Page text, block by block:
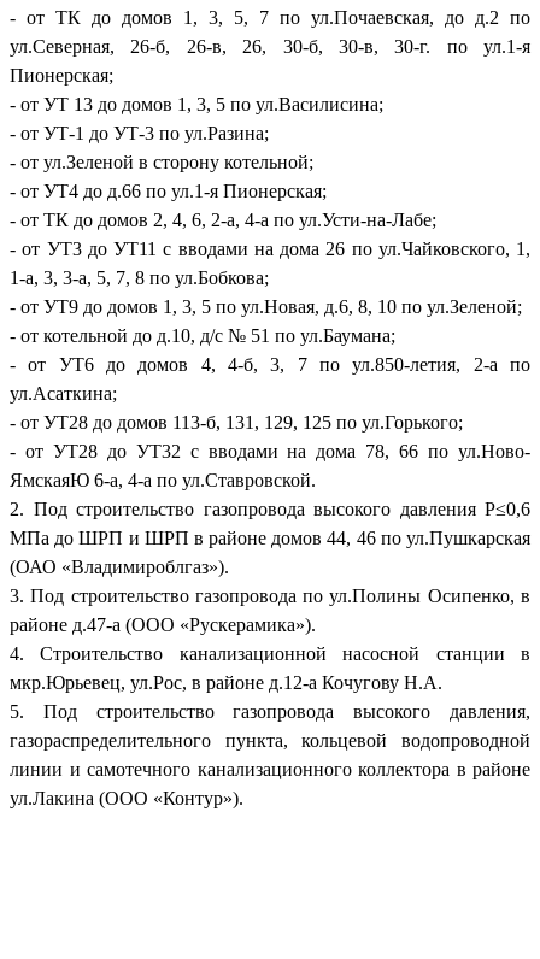
- от ТК до домов 1, 3, 5, 7 по ул.Почаевская, до д.2 по
ул.Северная, 26-б, 26-в, 26, 30-б, 30-в, 30-г. по ул.1-я
Пионерская;
- от УТ 13 до домов 1, 3, 5 по ул.Василисина;
- от УТ-1 до УТ-3 по ул.Разина;
- от ул.Зеленой в сторону котельной;
- от УТ4 до д.66 по ул.1-я Пионерская;
- от ТК до домов 2, 4, 6, 2-а, 4-а по ул.Усти-на-Лабе;
- от УТ3 до УТ11 с вводами на дома 26 по ул.Чайковского, 1,
1-а, 3, 3-а, 5, 7, 8 по ул.Бобкова;
- от УТ9 до домов 1, 3, 5 по ул.Новая, д.6, 8, 10 по ул.Зеленой;
- от котельной до д.10, д/с № 51 по ул.Баумана;
- от УТ6 до домов 4, 4-б, 3, 7 по ул.850-летия, 2-а по
ул.Асаткина;
- от УТ28 до домов 113-б, 131, 129, 125 по ул.Горького;
- от УТ28 до УТ32 с вводами на дома 78, 66 по ул.Ново-
ЯмскаяЮ 6-а, 4-а по ул.Ставровской.
2. Под строительство газопровода высокого давления Р≤0,6
МПа до ШРП и ШРП в районе домов 44, 46 по ул.Пушкарская
(ОАО «Владимироблгаз»).
3. Под строительство газопровода по ул.Полины Осипенко, в
районе д.47-а (ООО «Рускерамика»).
4. Строительство канализационной насосной станции в
мкр.Юрьевец, ул.Рос, в районе д.12-а Кочугову Н.А.
5. Под строительство газопровода высокого давления,
газораспределительного пункта, кольцевой водопроводной
линии и самотечного канализационного коллектора в районе
ул.Лакина (ООО «Контур»).